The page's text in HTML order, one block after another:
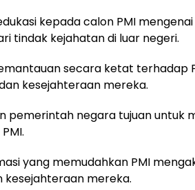
kepada calon PMI
tindak kejahatan di luar negeri.
secara ketat terhadap
kesejahteraan mereka.
pemerintah negara tujuan untuk
yang memudahkan PMI
mereka.